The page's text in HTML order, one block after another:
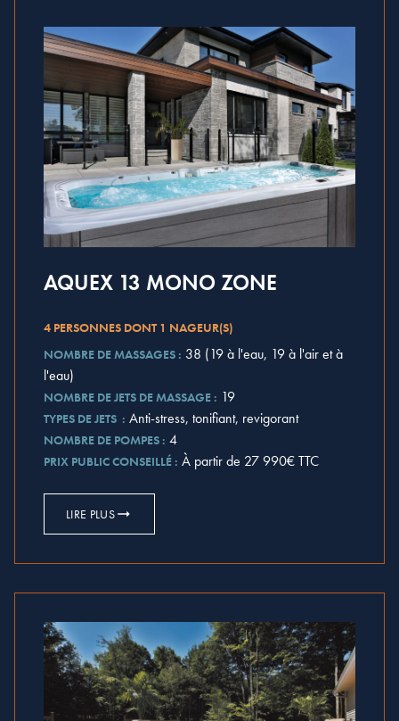
AQUEX 13 MONO ZONE
4 PERSONNES DONT 1 NAGEUR(S)
NOMBRE DE MASSAGES : 38 (19 à l'eau, 19 à l'air et à
l'eau)
NOMBRE DE JETS DE MASSAGE : 19
TYPES DE JETS : Anti-stress, tonifiant, revigorant
NOMBRE DE POMPES : 4
PRIX PUBLIC CONSEILLÉ : À partir de 27 990€ TTC
LIRE PLUS